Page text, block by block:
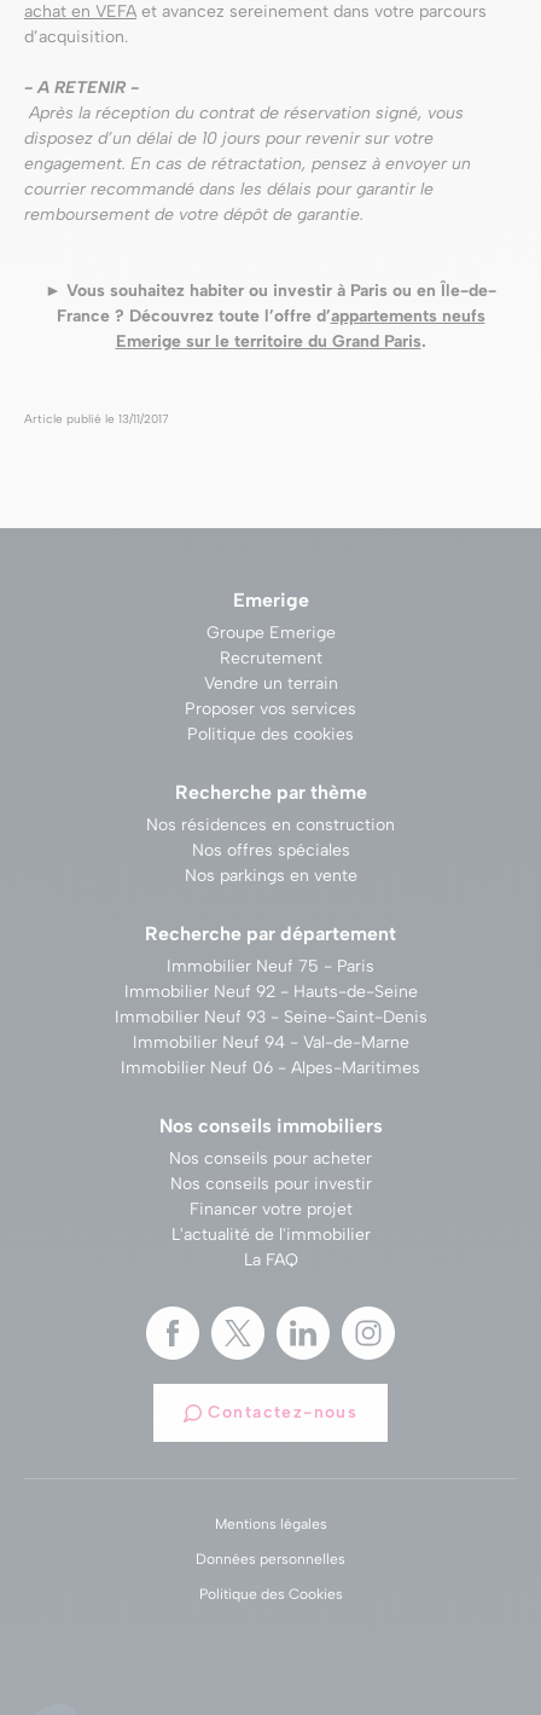
achat en VEFA et avancez sereinement dans votre parcours
d’acquisition.
- A RETENIR -
Après la réception du contrat de réservation signé, vous
disposez d’un délai de 10 jours pour revenir sur votre
engagement. En cas de rétractation, pensez à envoyer un
courrier recommandé dans les délais pour garantir le
remboursement de votre dépôt de garantie.
► Vous souhaitez habiter ou investir à Paris ou en Île-de-
France ? Découvrez toute l’offre d’appartements neufs
Emerige sur le territoire du Grand Paris.
Article publié le 13/11/2017
Emerige
Groupe Emerige
Recrutement
Vendre un terrain
Proposer vos services
Politique des cookies
Recherche par thème
Nos résidences en construction
Nos offres spéciales
Nos parkings en vente
Recherche par département
Immobilier Neuf 75 - Paris
Immobilier Neuf 92 - Hauts-de-Seine
Immobilier Neuf 93 - Seine-Saint-Denis
Immobilier Neuf 94 - Val-de-Marne
Immobilier Neuf 06 - Alpes-Maritimes
Nos conseils immobiliers
Nos conseils pour acheter
Nos conseils pour investir
Financer votre projet
L'actualité de l'immobilier
La FAQ
Contactez-nous
Mentions légales
Données personnelles
Politique des Cookies